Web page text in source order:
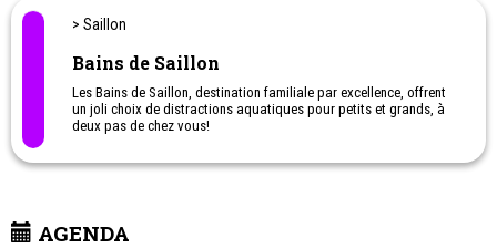
> Saillon
Bains de Saillon
Les Bains de Saillon, destination familiale par excellence, offrent
un joli choix de distractions aquatiques pour petits et grands, à
deux pas de chez vous!
AGENDA